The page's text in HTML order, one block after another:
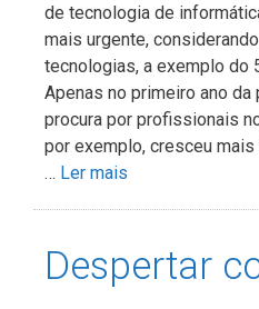
de tecnologia de
mais urgente,
tecnologias, a exemplo do
Apenas no primeiro ano da
procura por profissionais
por exemplo, cresceu
… Ler mais
Despertar